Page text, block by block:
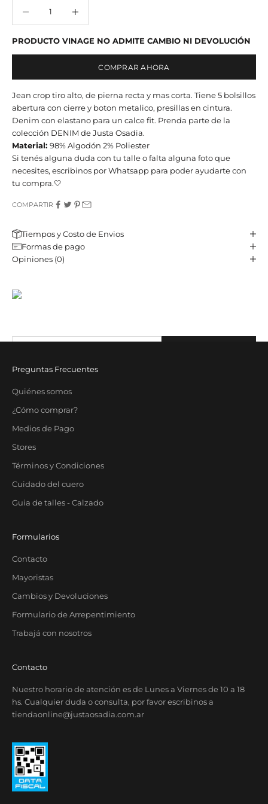
PRODUCTO VINAGE NO ADMITE CAMBIO NI DEVOLUCIÓN
COMPRAR AHORA
Jean crop tiro alto, de pierna recta y mas corta. Tiene 5 bolsillos
abertura con cierre y boton metalico, presillas en cintura.
Denim con elastano para un calce fit. Prenda parte de la
colección DENIM de Justa Osadia.
Material: 98% Algodón 2% Poliester
Si tenés alguna duda con tu talle o falta alguna foto que
necesites, escribinos por Whatsapp para poder ayudarte con
tu compra.🤍
COMPARTIR
Tiempos y Costo de Envios
Formas de pago
Opiniones (0)
Sé parte de nuestro email-club y recibí contenido y beneficios
Correo electrónico
Preguntas Frecuentes
Quiénes somos
¿Cómo comprar?
Medios de Pago
Stores
Términos y Condiciones
Cuidado del cuero
Guia de talles - Calzado
Formularios
Contacto
Mayoristas
Cambios y Devoluciones
Formulario de Arrepentimiento
Trabajá con nosotros
Contacto
Nuestro horario de atención es de Lunes a Viernes de 10 a 18
hs. Cualquier duda o consulta, por favor escribinos a
tiendaonline@justaosadia.com.ar